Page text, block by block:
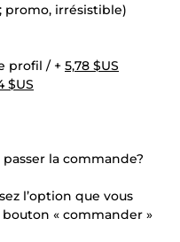
irrésistible)
profil / + 5,78 $US
$US
la commande?
l’option que vous
« commander »